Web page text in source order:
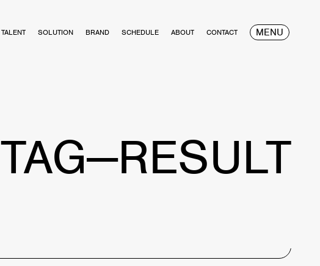
TALENT SOLUTION BRAND SCHEDULE ABOUT CONTACT MENU
TAG—RESULT